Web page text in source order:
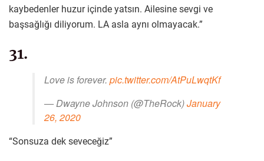
kaybedenler huzur içinde yatsın. Ailesine sevgi ve
başsağlığı diliyorum. LA asla aynı olmayacak.”
31.
Love is forever. pic.twitter.com/AtPuLwqtKf
— Dwayne Johnson (@TheRock)January
26, 2020
“Sonsuza dek seveceğiz”